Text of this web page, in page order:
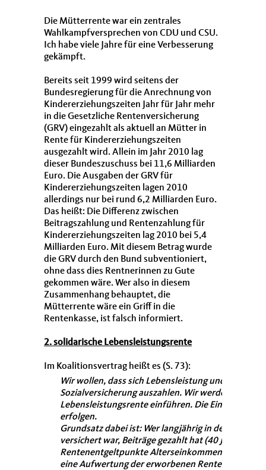
Die Mütterrente war ein zentrales
Wahlkampfversprechen von CDU und CSU.
Ich habe viele Jahre für eine Verbesserung
gekämpft.
Bereits seit 1999 wird seitens der
Bundesregierung für die Anrechnung von
Kindererziehungszeiten Jahr für Jahr mehr
in die Gesetzliche Rentenversicherung
(GRV) eingezahlt als aktuell an Mütter in
Rente für Kindererziehungszeiten
ausgezahlt wird. Allein im Jahr 2010 lag
dieser Bundeszuschuss bei 11,6 Milliarden
Euro. Die Ausgaben der GRV für
Kindererziehungszeiten lagen 2010
allerdings nur bei rund 6,2 Milliarden Euro.
Das heißt: Die Differenz zwischen
Beitragszahlung und Rentenzahlung für
Kindererziehungszeiten lag 2010 bei 5,4
Milliarden Euro. Mit diesem Betrag wurde
die GRV durch den Bund subventioniert,
ohne dass dies Rentnerinnen zu Gute
gekommen wäre. Wer also in diesem
Zusammenhang behauptet, die
Mütterrente wäre ein Griff in die
Rentenkasse, ist falsch informiert.
2. solidarische Lebensleistungsrente
Im Koalitionsvertrag heißt es (S. 73):
Wir wollen, dass sich Lebensleistung und
Sozialversicherung auszahlen. Wir werden daher
Lebensleistungsrente einführen. Die Einführung
erfolgen.
Grundsatz dabei ist: Wer langjährig in der
versichert war, Beiträge gezahlt hat (40 Jahre)
Rentenentgeltpunkte Alterseinkommen
eine Aufwertung der erworbenen